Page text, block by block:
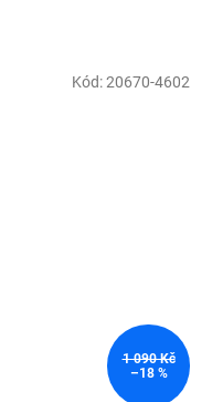
1 090 Kč
–18 %
Kód:20670-4602